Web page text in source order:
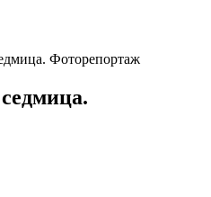
Фоторепортаж